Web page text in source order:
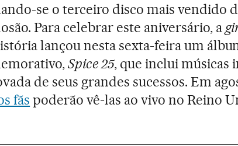
se o terceiro disco mais vendido
Para celebrar este aniversário, a
lançou nesta sexta-feira um
Spice 25, que inclui músicas
de seus grandes sucessos. Em
fãs poderão vê-las ao vivo no Reino